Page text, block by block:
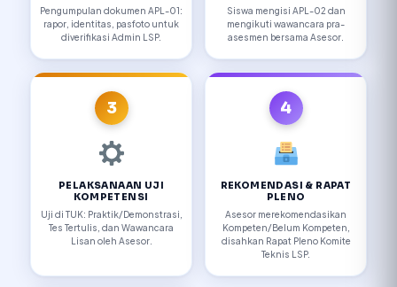
Pengumpulan dokumen APL-01:
rapor, identitas, pasfoto untuk
diverifikasi Admin LSP.
Siswa mengisi APL-02 dan
mengikuti wawancara pra-
asesmen bersama Asesor.
3
PELAKSANAAN UJI
KOMPETENSI
Uji di TUK: Praktik/Demonstrasi,
Tes Tertulis, dan Wawancara
Lisan oleh Asesor.
4
REKOMENDASI & RAPAT
PLENO
Asesor merekomendasikan
Kompeten/Belum Kompeten,
disahkan Rapat Pleno Komite
Teknis LSP.